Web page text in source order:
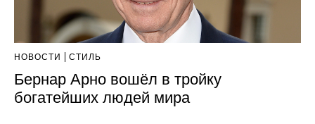
НОВОСТИ СТИЛЬ
Бернар Арно вошёл в тройку
богатейших людей мира